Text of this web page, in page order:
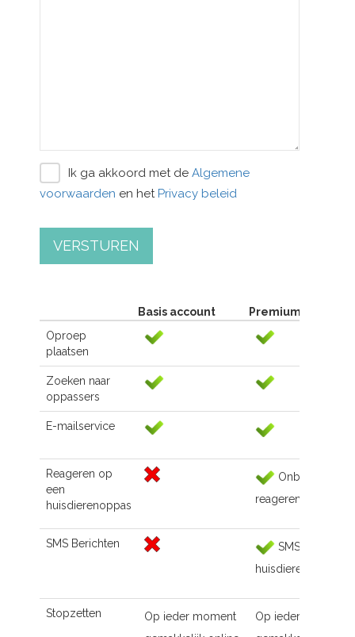
Ik ga akkoord met de Algemene
voorwaarden en het Privacy beleid
VERSTUREN
Basis account
Premium account
Oproep
plaatsen
Zoeken naar
oppassers
E-mailservice
Reageren op
een
huisdierenoppas
Onbeperkt
reageren
SMS Berichten
SMS naar de
huisdierenoppas
Stopzetten
Op ieder moment
Op ieder moment